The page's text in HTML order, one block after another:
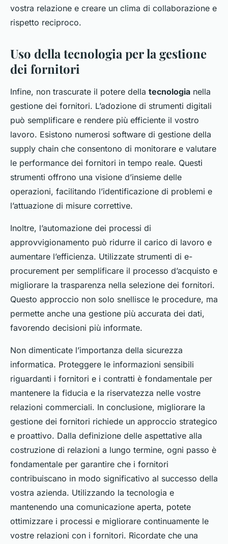
vostra relazione e creare un clima di collaborazione e
rispetto reciproco.
Uso della tecnologia per la gestione
dei fornitori
Infine, non trascurate il potere della tecnologia nella
gestione dei fornitori. L’adozione di strumenti digitali
può semplificare e rendere più efficiente il vostro
lavoro. Esistono numerosi software di gestione della
supply chain che consentono di monitorare e valutare
le performance dei fornitori in tempo reale. Questi
strumenti offrono una visione d’insieme delle
operazioni, facilitando l’identificazione di problemi e
l’attuazione di misure correttive.
Inoltre, l’automazione dei processi di
approvvigionamento può ridurre il carico di lavoro e
aumentare l’efficienza. Utilizzate strumenti di e-
procurement per semplificare il processo d’acquisto e
migliorare la trasparenza nella selezione dei fornitori.
Questo approccio non solo snellisce le procedure, ma
permette anche una gestione più accurata dei dati,
favorendo decisioni più informate.
Non dimenticate l’importanza della sicurezza
informatica. Proteggere le informazioni sensibili
riguardanti i fornitori e i contratti è fondamentale per
mantenere la fiducia e la riservatezza nelle vostre
relazioni commerciali. In conclusione, migliorare la
gestione dei fornitori richiede un approccio strategico
e proattivo. Dalla definizione delle aspettative alla
costruzione di relazioni a lungo termine, ogni passo è
fondamentale per garantire che i fornitori
contribuiscano in modo significativo al successo della
vostra azienda. Utilizzando la tecnologia e
mantenendo una comunicazione aperta, potete
ottimizzare i processi e migliorare continuamente le
vostre relazioni con i fornitori. Ricordate che una